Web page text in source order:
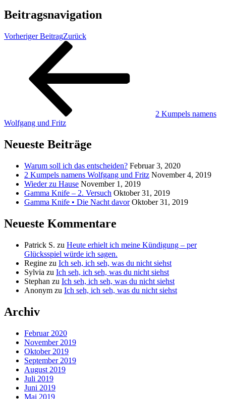
Beitragsnavigation
Vorheriger BeitragZurück
2 Kumpels namens
Wolfgang und Fritz
Neueste Beiträge
Warum soll ich das entscheiden? Februar 3, 2020
2 Kumpels namens Wolfgang und Fritz November 4, 2019
Wieder zu Hause November 1, 2019
Gamma Knife – 2. Versuch Oktober 31, 2019
Gamma Knife • Die Nacht davor Oktober 31, 2019
Neueste Kommentare
Patrick S. zu Heute erhielt ich meine Kündigung – per
Glücksspiel würde ich sagen.
Regine zu Ich seh, ich seh, was du nicht siehst
Sylvia zu Ich seh, ich seh, was du nicht siehst
Stephan zu Ich seh, ich seh, was du nicht siehst
Anonym zu Ich seh, ich seh, was du nicht siehst
Archiv
Februar 2020
November 2019
Oktober 2019
September 2019
August 2019
Juli 2019
Juni 2019
Mai 2019